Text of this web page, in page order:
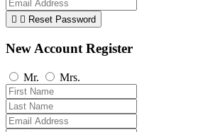
  Reset Password
New Account Register
Mr. Mrs.